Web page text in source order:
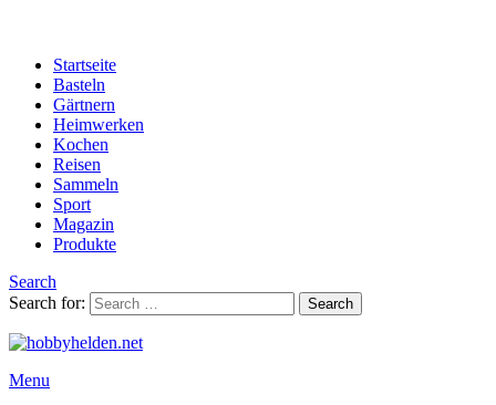
Startseite
Basteln
Gärtnern
Heimwerken
Kochen
Reisen
Sammeln
Sport
Magazin
Produkte
Search
Search for:
Search
Menu